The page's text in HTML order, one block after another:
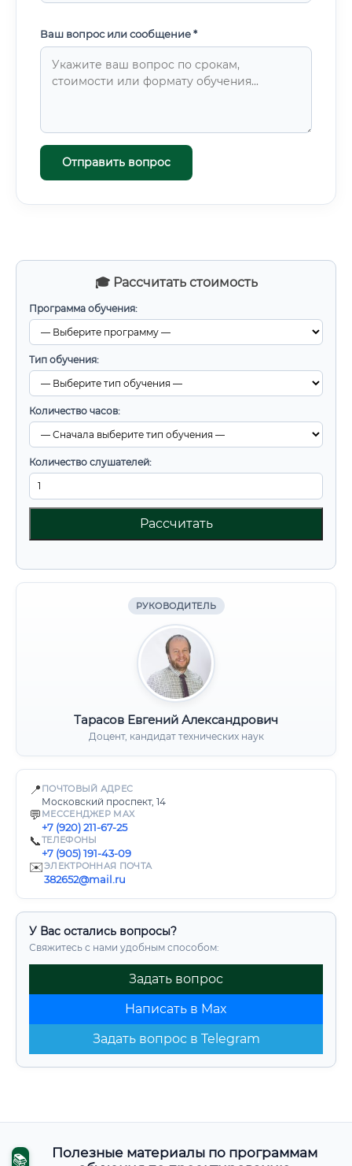
🎓 Рассчитать стоимость
Программа обучения:
Тип обучения:
Количество часов:
Количество слушателей:
Рассчитать
РУКОВОДИТЕЛЬ
Тарасов Евгений Александрович
Доцент, кандидат технических наук
📍 ПОЧТОВЫЙ АДРЕС
Московский проспект, 14
💬 МЕССЕНДЖЕР MAX
+7 (920) 211-67-25
📞ТЕЛЕФОНЫ
+7 (905) 191-43-09
✉️ЭЛЕКТРОННАЯ ПОЧТА
382652@mail.ru
У Вас остались вопросы?
Свяжитесь с нами удобным способом:
Задать вопрос
Написать в Max
Задать вопрос в Telegram
Ваш вопрос или сообщение *
Отправить вопрос
📚
Полезные материалы по программам